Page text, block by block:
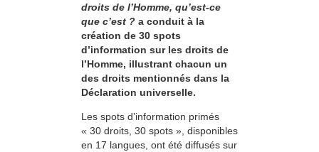
droits de l’Homme, qu’est-ce
que c’est ? a conduit à la
création de 30 spots
d’information sur les droits de
l’Homme, illustrant chacun un
des droits mentionnés dans la
Déclaration universelle.
Les spots d’information primés
« 30 droits, 30 spots », disponibles
en 17 langues, ont été diffusés sur